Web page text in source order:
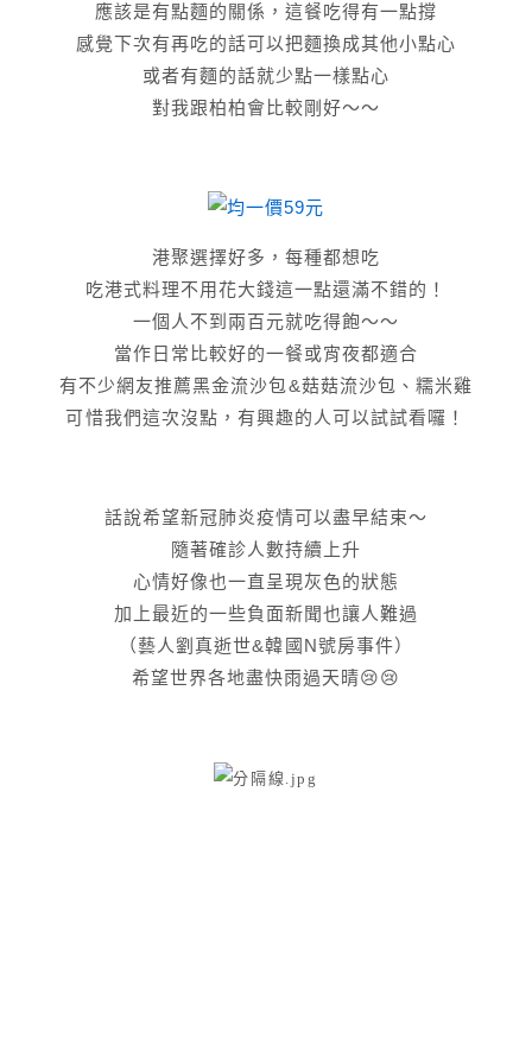
應該是有點麵的關係，這餐吃得有一點撐
感覺下次有再吃的話可以把麵換成其他小點心
或者有麵的話就少點一樣點心
對我跟柏柏會比較剛好～～
港聚選擇好多，每種都想吃
吃港式料理不用花大錢這一點還滿不錯的！
一個人不到兩百元就吃得飽～～
當作日常比較好的一餐或宵夜都適合
有不少網友推薦黑金流沙包&菇菇流沙包、糯米雞
可惜我們這次沒點，有興趣的人可以試試看囉！
話說希望新冠肺炎疫情可以盡早結束～
隨著確診人數持續上升
心情好像也一直呈現灰色的狀態
加上最近的一些負面新聞也讓人難過
（藝人劉真逝世&韓國N號房事件）
希望世界各地盡快雨過天晴😢😢